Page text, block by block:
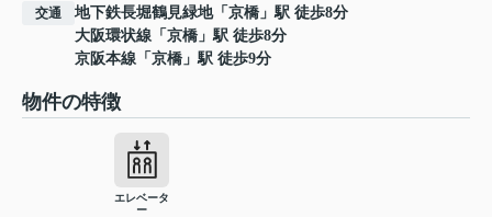
交通 地下鉄長堀鶴見緑地「 京橋 」駅 徒歩8分
大阪環状線 「 京橋 」駅 徒歩8分
京阪本線 「 京橋 」駅 徒歩9分
物件の特徴
エレベータ
ー